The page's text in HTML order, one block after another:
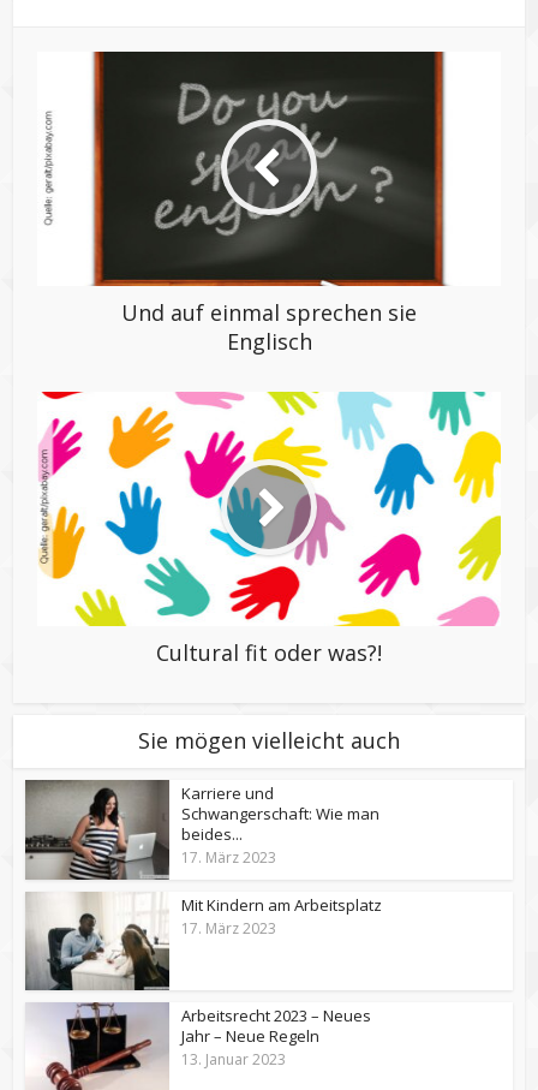
Und auf einmal sprechen sie
Englisch
Cultural fit oder was?!
Sie mögen vielleicht auch
Karriere und
Schwangerschaft: Wie man
beides...
17. März 2023
Mit Kindern am Arbeitsplatz
17. März 2023
Arbeitsrecht 2023 – Neues
Jahr – Neue Regeln
13. Januar 2023